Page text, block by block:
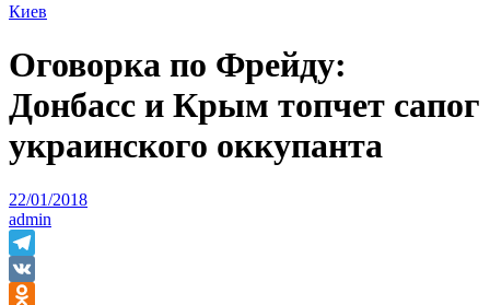
Киев
Оговорка по Фрейду:
Донбасс и Крым топчет сапог
украинского оккупанта
22/01/2018
admin
Telegram
VK